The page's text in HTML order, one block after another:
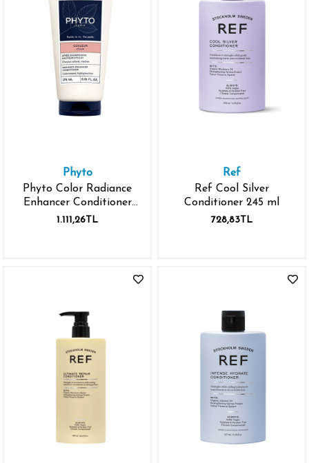
Phyto
Phyto Color Radiance
Enhancer Conditioner
Boyalı Saçlar İçin 175 ML
1.111,26TL
Ref
Ref Cool Silver
Conditioner 245 ml
728,83TL